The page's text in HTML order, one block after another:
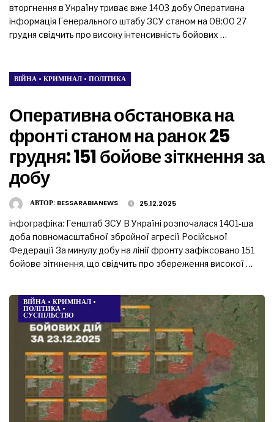
вторгнення в Україну триває вже 1403 добу Оперативна
інформація Генерального штабу ЗСУ станом на 08:00 27
грудня свідчить про високу інтенсивність бойових …
ВІЙНА • КРИМІНАЛ • ПОЛІТИКА
Оперативна обстановка на
фронті станом на ранок 25
грудня: 151 бойове зіткнення за
добу
АВТОР: BESSARABIANEWS 25.12.2025
інфографіка: Генштаб ЗСУ В Україні розпочалася 1401-ша
доба повномасштабної збройної агресії Російської
Федерації За минулу добу на лінії фронту зафіксовано 151
бойове зіткнення, що свідчить про збереження високої …
ВІЙНА • КРИМІНАЛ •
ПОЛІТИКА •
СУСПІЛЬСТВО